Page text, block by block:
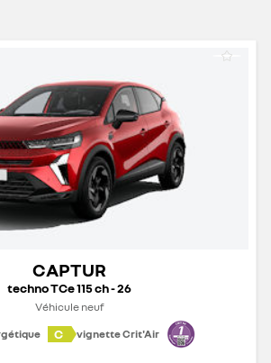
CAPTUR
techno TCe 115 ch - 26
Véhicule neuf
C vignette Crit'Air